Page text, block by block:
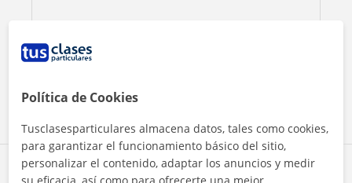
Comparte a este profesor
Al hacer clic, aceptas nuestro
Política de Cookies
Tusclasesparticulares almacena datos, tales como cookies,
para garantizar el funcionamiento básico del sitio,
personalizar el contenido, adaptar los anuncios y medir
su eficacia, así como para ofrecerte una mejor